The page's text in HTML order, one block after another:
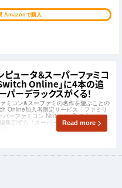
Amazonで購入
ピュータ＆スーパーファミコ
Online」に4本の追
パーデラックスがくる！
ミコン&スーファミの名作を遊ぶことの
Online加入者限定サービス「ファミリ
パーファミコン Nintendo Switch
部でも「スーパーマリオワールド」
Read more